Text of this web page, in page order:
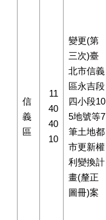
信
義
區
11
40
40
10
變更(第
三次)臺
北市信義
區永吉段
四小段10
5地號等7
筆土地都
市更新權
利變換計
畫(釐正
圖冊)案